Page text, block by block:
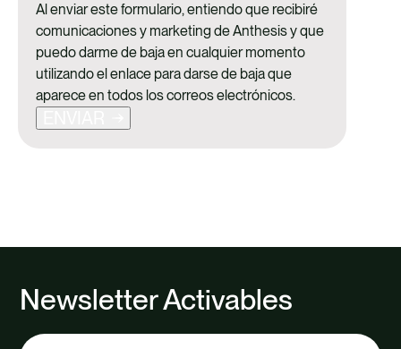
Al enviar este formulario, entiendo que recibiré
comunicaciones y marketing de Anthesis y que
puedo darme de baja en cualquier momento
utilizando el enlace para darse de baja que
aparece en todos los correos electrónicos.
Newsletter Activables